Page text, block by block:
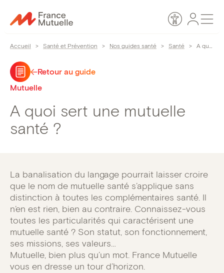
au
Accessibilité
Espace
Accueil > Santé et Prévention > Nos guides santé > Santé > A quoi sert une mutuelle santé ?
Retour au guide
Mutuelle
A quoi sert une mutuelle
santé ?
La banalisation du langage pourrait laisser croire
que le nom de mutuelle santé s’applique sans
distinction à toutes les complémentaires santé. Il
n’en est rien, bien au contraire. Connaissez-vous
toutes les particularités qui caractérisent une
mutuelle santé ? Son statut, son fonctionnement,
ses missions, ses valeurs…
Mutuelle, bien plus qu’un mot. France Mutuelle
vous en dresse un tour d’horizon.